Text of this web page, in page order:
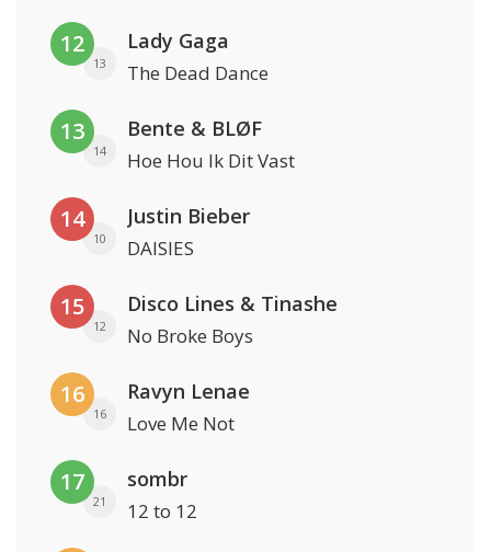
12
13
Lady Gaga
The Dead Dance
13
14
Bente & BLØF
Hoe Hou Ik Dit Vast
14
10
Justin Bieber
DAISIES
15
12
Disco Lines & Tinashe
No Broke Boys
16
16
Ravyn Lenae
Love Me Not
17
21
sombr
12 to 12